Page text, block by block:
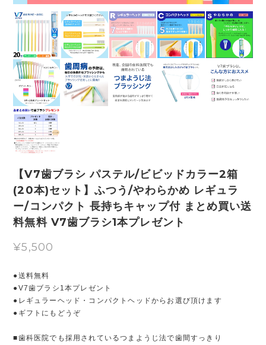
【V7歯ブラシ パステル/ビビッドカラー2箱
(20本)セット】ふつう/やわらかめ レギュラ
ー/コンパクト 長持ちキャップ付 まとめ買い送
料無料 V7歯ブラシ1本プレゼント
¥5,500
●送料無料
●V7歯ブラシ1本プレゼント
●レギュラーヘッド・コンパクトヘッドからお選び頂けます
●ギフトにもどうぞ
■歯科医院でも採用されているつまようじ法で歯間すっきり